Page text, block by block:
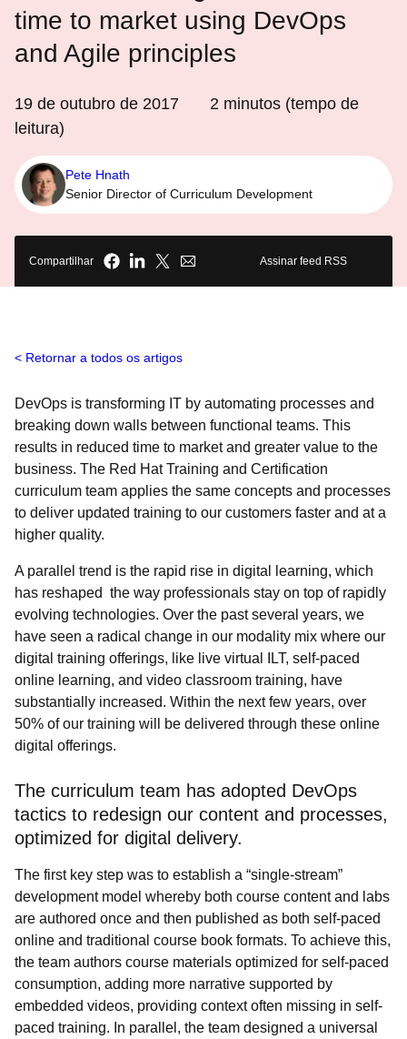
time to market using DevOps
and Agile principles
19 de outubro de 2017 2 minutos (tempo de
leitura)
Pete Hnath
Senior Director of Curriculum Development
Compartilhar Assinar feed RSS
Retornar a todos os artigos
DevOps is transforming IT by automating processes and
breaking down walls between functional teams. This
results in reduced time to market and greater value to the
business. The Red Hat Training and Certification
curriculum team applies the same concepts and processes
to deliver updated training to our customers faster and at a
higher quality.
A parallel trend is the rapid rise in digital learning, which
has reshaped the way professionals stay on top of rapidly
evolving technologies. Over the past several years, we
have seen a radical change in our modality mix where our
digital training offerings, like live virtual ILT, self-paced
online learning, and video classroom training, have
substantially increased. Within the next few years, over
50% of our training will be delivered through these online
digital offerings.
The curriculum team has adopted DevOps
tactics to redesign our content and processes,
optimized for digital delivery.
The first key step was to establish a “single-stream”
development model whereby both course content and labs
are authored once and then published as both self-paced
online and traditional course book formats. To achieve this,
the team authors course materials optimized for self-paced
consumption, adding more narrative supported by
embedded videos, providing context often missing in self-
paced training. In parallel, the team designed a universal